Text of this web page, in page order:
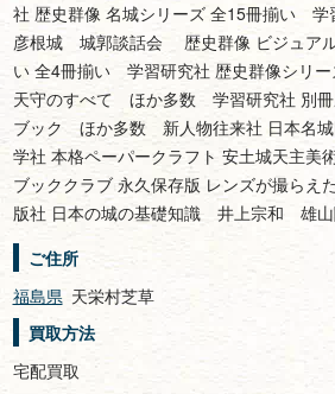
社 歴史群像 名城シリーズ 全15冊揃い 学
彦根城 城郭談話会 歴史群像 ビジュア
い 全4冊揃い 学習研究社 歴史群像シリ
天守のすべて ほか多数 学習研究社 別冊
ブック ほか多数 新人物往来社 日本名
学社 本格ペーパークラフト 安土城天主
ブッククラブ 永久保存版 レンズが撮ら
版社 日本の城の基礎知識 井上宗和 雄
ご住所
福島県 天栄村芝草
買取方法
宅配買取